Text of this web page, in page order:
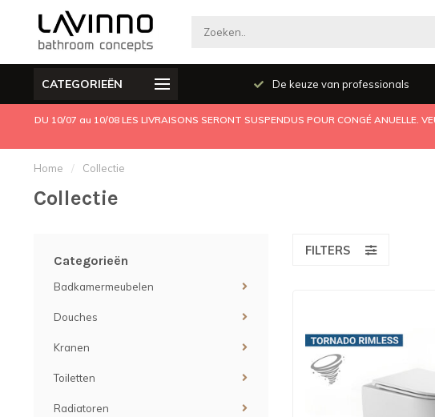
CATEGORIEËN
Producten kwaliteit De keuze van professionals
DU 10/07 au 10/08 LES LIVRAISONS SERONT SUSPENDUS POUR CONGÉ ANUELLE.
Home / Collectie
Collectie
Categorieën
Badkamermeubelen
Douches
Kranen
Toiletten
Radiatoren
FILTERS